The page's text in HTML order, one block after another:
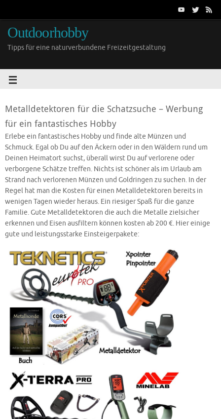
Outdoorhobby
Tipps für eine naturverbundene Freizeitgestaltung
Metalldetektoren für die Schatzsuche – Werbung
für ein fantastisches Hobby
Erlebe ein fantastisches Hobby und finde alte Münzen und
Schmuck. Egal ob Du auf den Äckern oder in den Wäldern rund um
Deinen Heimatort suchst, überall wirst Du auf verlorene oder
verborgene Schätze treffen. Nichts ist schöner als im Urlaub am
Strand nach verlorenen Münzen und Goldringen zu suchen. In der
Regel hat man die Kosten für einen Metalldetektoren bereits in
wenigen Tagen wieder heraus. Ein riesiger Spaß für die ganze
Familie. Gute Metalldetektoren die auch die Metalle zielsicher
erkennen und Eisen ausfiltern können kosten ab 200 €. Hier einige
gute und leistungsstarke Einsteigerpakete: